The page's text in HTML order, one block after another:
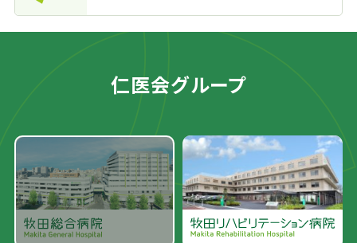
仁医会グループ